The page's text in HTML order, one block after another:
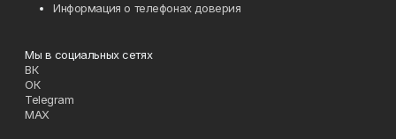
Информация о телефонах доверия
Мы в социальных сетях
ВК
ОК
Telegram
MAX